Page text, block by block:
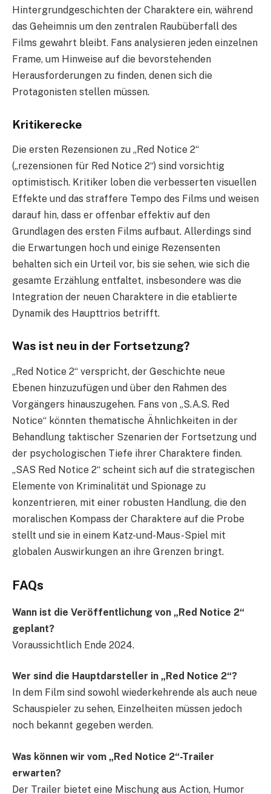
Hintergrundgeschichten der Charaktere ein, während
das Geheimnis um den zentralen Raubüberfall des
Films gewahrt bleibt. Fans analysieren jeden einzelnen
Frame, um Hinweise auf die bevorstehenden
Herausforderungen zu finden, denen sich die
Protagonisten stellen müssen.
Kritikerecke
Die ersten Rezensionen zu „Red Notice 2“
(„rezensionen für Red Notice 2“) sind vorsichtig
optimistisch. Kritiker loben die verbesserten visuellen
Effekte und das straffere Tempo des Films und weisen
darauf hin, dass er offenbar effektiv auf den
Grundlagen des ersten Films aufbaut. Allerdings sind
die Erwartungen hoch und einige Rezensenten
behalten sich ein Urteil vor, bis sie sehen, wie sich die
gesamte Erzählung entfaltet, insbesondere was die
Integration der neuen Charaktere in die etablierte
Dynamik des Haupttrios betrifft.
Was ist neu in der Fortsetzung?
„Red Notice 2“ verspricht, der Geschichte neue
Ebenen hinzuzufügen und über den Rahmen des
Vorgängers hinauszugehen. Fans von „S.A.S. Red
Notice“ könnten thematische Ähnlichkeiten in der
Behandlung taktischer Szenarien der Fortsetzung und
der psychologischen Tiefe ihrer Charaktere finden.
„SAS Red Notice 2“ scheint sich auf die strategischen
Elemente von Kriminalität und Spionage zu
konzentrieren, mit einer robusten Handlung, die den
moralischen Kompass der Charaktere auf die Probe
stellt und sie in einem Katz-und-Maus-Spiel mit
globalen Auswirkungen an ihre Grenzen bringt.
FAQs
Wann ist die Veröffentlichung von „Red Notice 2“
geplant?
Voraussichtlich Ende 2024.
Wer sind die Hauptdarsteller in „Red Notice 2“?
In dem Film sind sowohl wiederkehrende als auch neue
Schauspieler zu sehen, Einzelheiten müssen jedoch
noch bekannt gegeben werden.
Was können wir vom „Red Notice 2“-Trailer
erwarten?
Der Trailer bietet eine Mischung aus Action, Humor